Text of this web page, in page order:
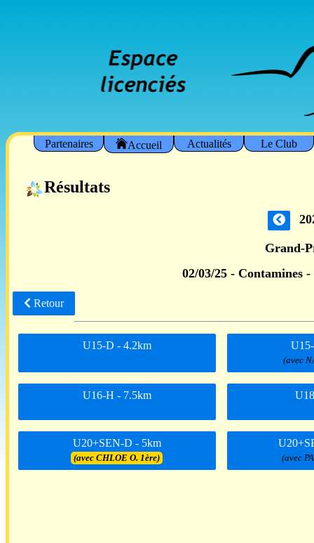
Partenaires Accueil Actualités Le Club
Résultats
Grand-
02/03/25 -
Retour
U15-D - 4.2km
(avec
U16-H - 7.5km
U20+SEN-D - 5km
(avec CHLOE O. 1ère) (avec